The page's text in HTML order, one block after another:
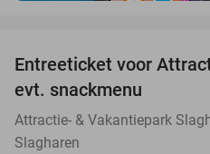
Entreeticket voor
evt. snackmenu
Attractie- & Vakantiepark
Slagharen